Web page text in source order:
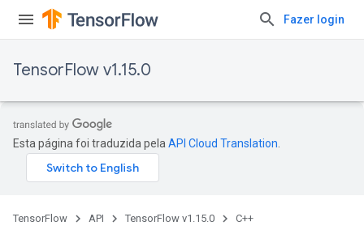
Fazer login
TensorFlow v1.15.0
Esta página foi traduzida pela API Cloud Translation
TensorFlow API TensorFlow v1.15.0 C++